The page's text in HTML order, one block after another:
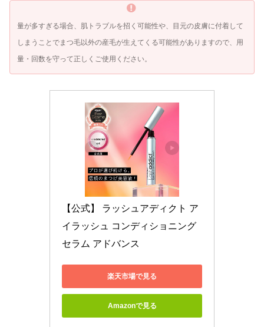
量が多すぎる場合、肌トラブルを招く可能性や、目元の皮膚に付着して
しまうことでまつ毛以外の産毛が生えてくる可能性がありますので、用
量・回数を守って正しくご使用ください。
【公式】 ラッシュアディクト ア
イラッシュ コンディショニング
セラム アドバンス
楽天市場で見る
Amazonで見る